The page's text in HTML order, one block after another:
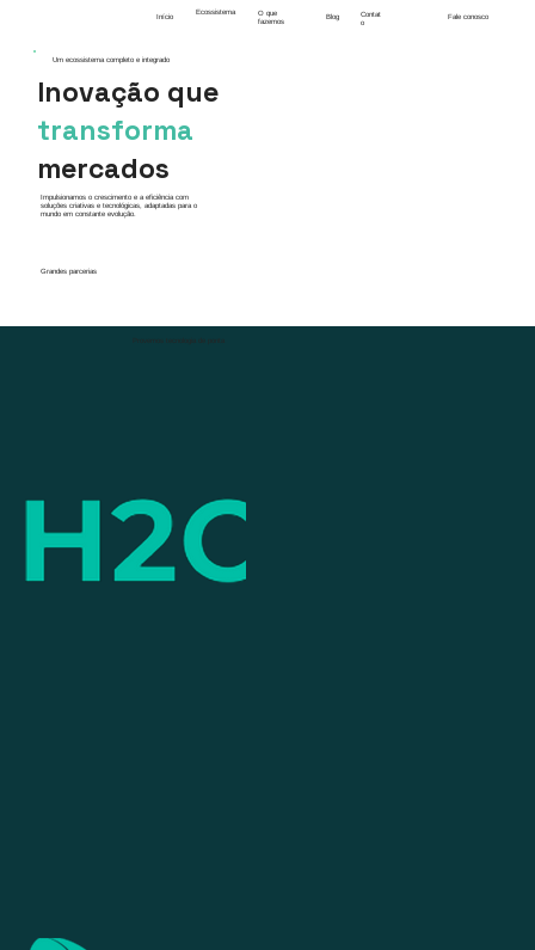
Impulsionamos o crescimento e a eficiência com
soluções criativas e tecnológicas, adaptadas para o
mundo em constante evolução.
Grandes parcerias
Inovação que
transforma
mercados
Início
Ecossistema
O que
fazemos
Blog
Contat
o
Fale conosco
Um ecossistema completo e integrado